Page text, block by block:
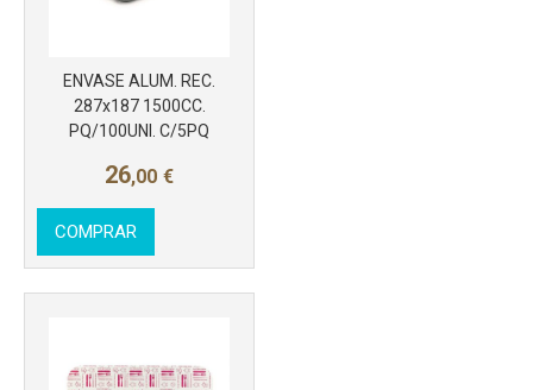
ENVASE ALUM. REC.
287x187 1500CC.
PQ/100UNI. C/5PQ
26,00 €
COMPRAR